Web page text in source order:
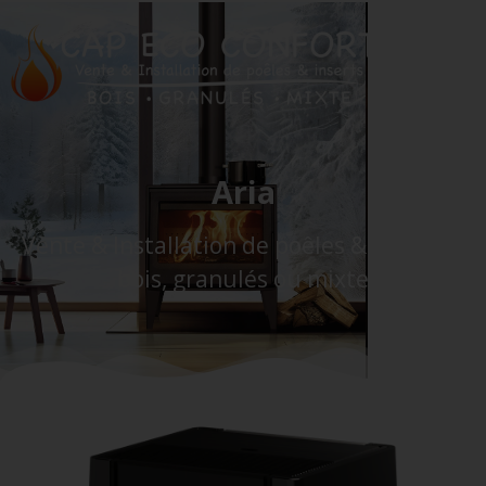
Aria
Vente & Installation de poêles & Inserts à
bois, granulés ou mixte